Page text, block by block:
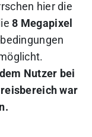
hier die
8 Megapixel
Nutzer bei
war